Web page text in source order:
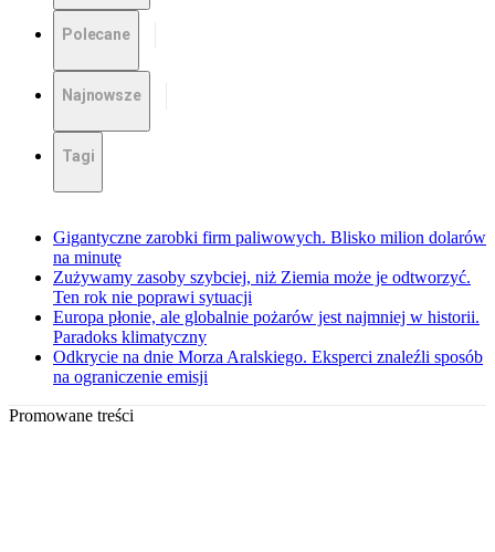
Polecane
Najnowsze
Tagi
Gigantyczne zarobki firm paliwowych. Blisko milion dolarów
na minutę
Zużywamy zasoby szybciej, niż Ziemia może je odtworzyć.
Ten rok nie poprawi sytuacji
Europa płonie, ale globalnie pożarów jest najmniej w historii.
Paradoks klimatyczny
Odkrycie na dnie Morza Aralskiego. Eksperci znaleźli sposób
na ograniczenie emisji
Promowane treści